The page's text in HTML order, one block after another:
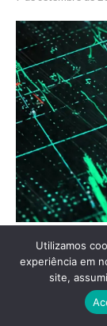
Ibovespa
Juros nesta
24 de novembro de
Utilizamos
experiência em
site,